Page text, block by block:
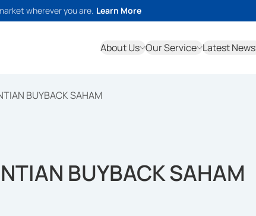
wherever you are. Learn More
About Us Our Service Latest News
BUYBACK SAHAM
BUYBACK SAHAM